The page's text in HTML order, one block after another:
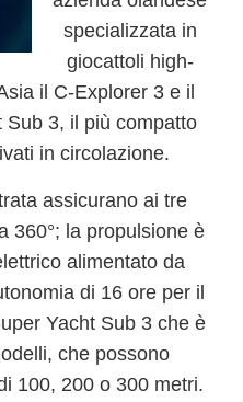
specializzata in
giocattoli high-
il C-Explorer 3 e il
Sub 3, il più compatto
in circolazione.
assicurano ai tre
360°; la propulsione è
alimentato da
di 16 ore per il
Yacht Sub 3che è
che possono
100, 200 o 300 metri.